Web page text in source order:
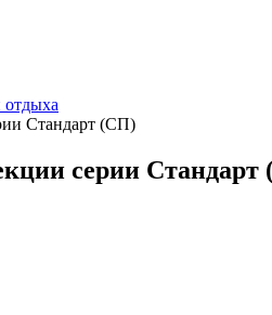
отдыха
Стандарт (СП)
серии